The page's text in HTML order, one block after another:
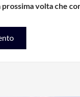
volta che